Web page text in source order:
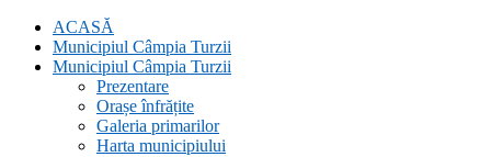
ACASĂ
Municipiul Câmpia Turzii
Municipiul Câmpia Turzii
Prezentare
Orașe înfrățite
Galeria primarilor
Harta municipiului